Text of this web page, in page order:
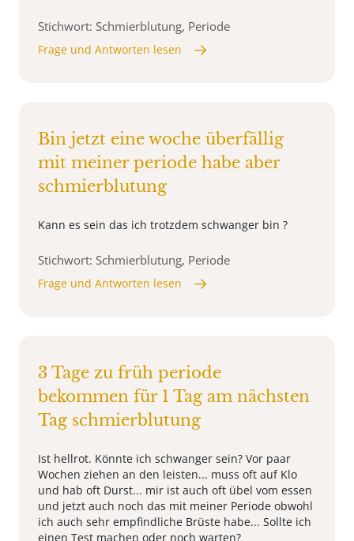
Stichwort: Schmierblutung, Periode
Frage und Antworten lesen
Bin jetzt eine woche überfällig
mit meiner periode habe aber
schmierblutung
Kann es sein das ich trotzdem schwanger bin ?
Stichwort: Schmierblutung, Periode
Frage und Antworten lesen
3 Tage zu früh periode
bekommen für 1 Tag am nächsten
Tag schmierblutung
Ist hellrot. Könnte ich schwanger sein? Vor paar
Wochen ziehen an den leisten... muss oft auf Klo
und hab oft Durst... mir ist auch oft übel vom essen
und jetzt auch noch das mit meiner Periode obwohl
ich auch sehr empfindliche Brüste habe... Sollte ich
einen Test machen oder noch warten?